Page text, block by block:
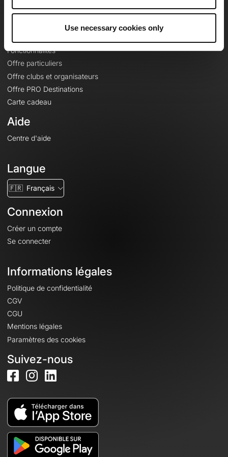
Use necessary cookies only
Fonctionnalités
Offre particuliers
Offre clubs et organisateurs
Offre PRO Destinations
Carte cadeau
Aide
Centre d'aide
Langue
🇫🇷 Français
Connexion
Créer un compte
Se connecter
Informations légales
Politique de confidentialité
CGV
CGU
Mentions légales
Paramètres des cookies
Suivez-nous